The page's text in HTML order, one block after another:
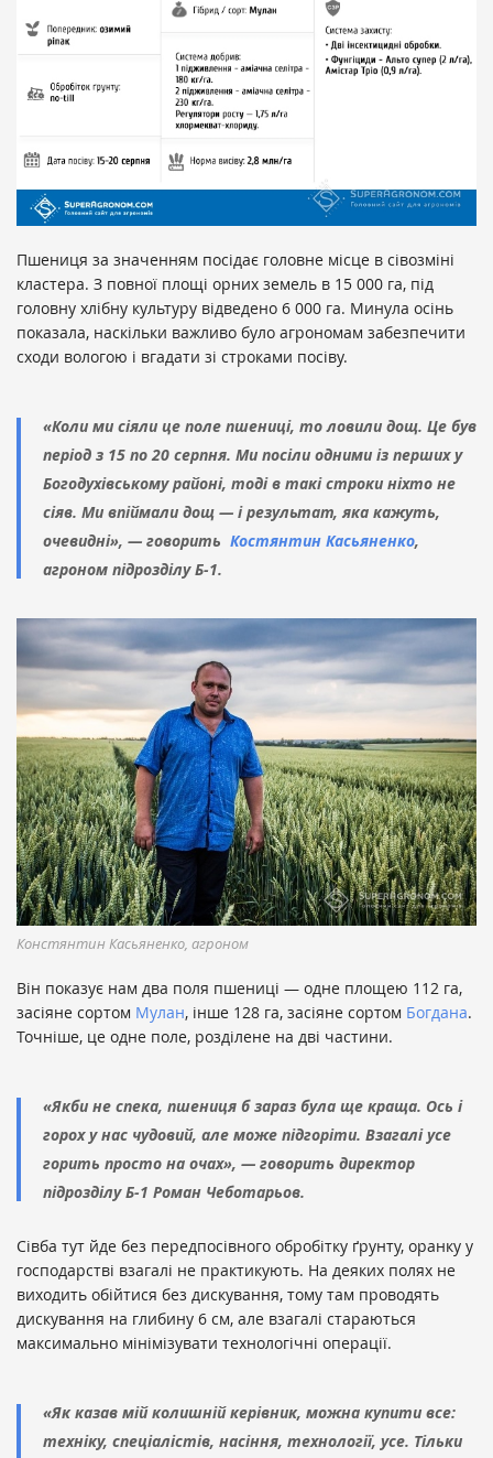
Пшениця за значенням посідає головне місце в сівозміні
кластера. З повної площі орних земель в 15 000 га, під
головну хлібну культуру відведено 6 000 га. Минула осінь
показала, наскільки важливо було агрономам забезпечити
сходи вологою і вгадати зі строками посіву.
«Коли ми сіяли це поле пшениці, то ловили дощ. Це був
період з 15 по 20 серпня. Ми посіли одними із перших у
Богодухівському районі, тоді в такі строки ніхто не
сіяв. Ми впіймали дощ — і результат, яка кажуть,
очевидні», — говорить Костянтин Касьяненко,
агроном підрозділу Б-1.
Констянтин Касьяненко, агроном
Він показує нам два поля пшениці — одне площею 112 га,
засіяне сортом Мулан, інше 128 га, засіяне сортом Богдана.
Точніше, це одне поле, розділене на дві частини.
«Якби не спека, пшениця б зараз була ще краща. Ось і
горох у нас чудовий, але може підгоріти. Взагалі усе
горить просто на очах», — говорить директор
підрозділу Б-1 Роман Чеботарьов.
Сівба тут йде без передпосівного обробітку ґрунту, оранку у
господарстві взагалі не практикують. На деяких полях не
виходить обійтися без дискування, тому там проводять
дискування на глибину 6 см, але взагалі стараються
максимально мінімізувати технологічні операції.
«Як казав мій колишній керівник, можна купити все:
техніку, спеціалістів, насіння, технології, усе. Тільки